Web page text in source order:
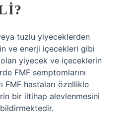
tuzlu yiyeceklerden
ve enerji içecekleri gibi
yiyecek ve içeceklerin
FMF semptomlarını
FMF hastaları özellikle
bir iltihap alevlenmesini